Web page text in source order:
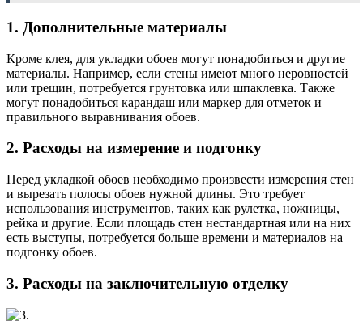
1. Дополнительные материалы
Кроме клея, для укладки обоев могут понадобиться и другие
материалы. Например, если стены имеют много неровностей
или трещин, потребуется грунтовка или шпаклевка. Также
могут понадобиться карандаш или маркер для отметок и
правильного выравнивания обоев.
2. Расходы на измерение и подгонку
Перед укладкой обоев необходимо произвести измерения стен
и вырезать полосы обоев нужной длины. Это требует
использования инструментов, таких как рулетка, ножницы,
рейка и другие. Если площадь стен нестандартная или на них
есть выступы, потребуется больше времени и материалов на
подгонку обоев.
3. Расходы на заключительную отделку